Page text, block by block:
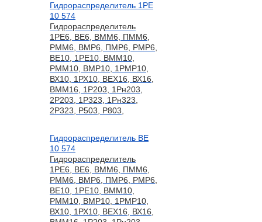
Гидрораспределитель 1РЕ
10 574
Гидрораспределитель
1РЕ6, ВЕ6, ВММ6, ПММ6,
РММ6, ВМР6, ПМР6, РМР6,
ВЕ10, 1РЕ10, ВММ10,
РММ10, ВМР10, 1РМР10,
ВХ10, 1РХ10, ВЕХ16, ВХ16,
ВММ16, 1Р203, 1Рн203,
2Р203, 1Р323, 1Рн323,
2Р323, Р503, Р803,
Гидрораспределитель ВЕ
10 574
Гидрораспределитель
1РЕ6, ВЕ6, ВММ6, ПММ6,
РММ6, ВМР6, ПМР6, РМР6,
ВЕ10, 1РЕ10, ВММ10,
РММ10, ВМР10, 1РМР10,
ВХ10, 1РХ10, ВЕХ16, ВХ16,